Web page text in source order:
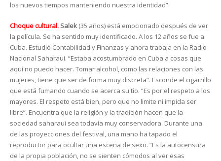
los nuevos tiempos manteniendo nuestra identidad”.
Choque cultural. Salek (35 años) está emocionado después de ver
la película. Se ha sentido muy identificado. A los 12 años se fue a
Cuba. Estudió Contabilidad y Finanzas y ahora trabaja en la Radio
Nacional Saharaui. “Estaba acostumbrado en Cuba a cosas que
aquí no puedo hacer. Tomar alcohol, como las relaciones con las
mujeres, tiene que ser de forma muy discreta”. Esconde el cigarrillo
que está fumando cuando se acerca su tío. “Es por el respeto a los
mayores. El respeto está bien, pero que no limite ni impida ser
libre”. Encuentra que la religión y la tradición hacen que la
sociedad saharaui sea todavía muy conservadora. Durante una
de las proyecciones del festival, una mano ha tapado el
reproductor para ocultar una escena de sexo. “Es la autocensura
de la propia población, no se sienten cómodos al ver esas